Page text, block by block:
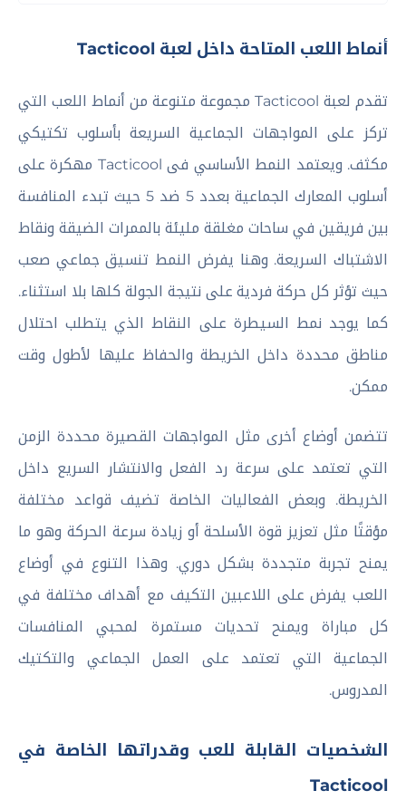
أنماط اللعب المتاحة داخل لعبة Tacticool
تقدم لعبة Tacticool مجموعة متنوعة من أنماط اللعب التي
تركز على المواجهات الجماعية السريعة بأسلوب تكتيكي
مكثف. ويعتمد النمط الأساسي فى Tacticool مهكرة على
أسلوب المعارك الجماعية بعدد 5 ضد 5 حيث تبدء المنافسة
بين فريقين في ساحات مغلقة مليئة بالممرات الضيقة ونقاط
الاشتباك السريعة. وهنا يفرض النمط تنسيق جماعي صعب
حيث تؤثر كل حركة فردية على نتيجة الجولة كلها بلا استثناء.
كما يوجد نمط السيطرة على النقاط الذي يتطلب احتلال
مناطق محددة داخل الخريطة والحفاظ عليها لأطول وقت
ممكن.
تتضمن أوضاع أخرى مثل المواجهات القصيرة محددة الزمن
التي تعتمد على سرعة رد الفعل والانتشار السريع داخل
الخريطة. وبعض الفعاليات الخاصة تضيف قواعد مختلفة
مؤقتًا مثل تعزيز قوة الأسلحة أو زيادة سرعة الحركة وهو ما
يمنح تجربة متجددة بشكل دوري. وهذا التنوع في أوضاع
اللعب يفرض على اللاعبين التكيف مع أهداف مختلفة في
كل مباراة ويمنح تحديات مستمرة لمحبي المنافسات
الجماعية التي تعتمد على العمل الجماعي والتكتيك
المدروس.
الشخصيات القابلة للعب وقدراتها الخاصة في
Tacticool